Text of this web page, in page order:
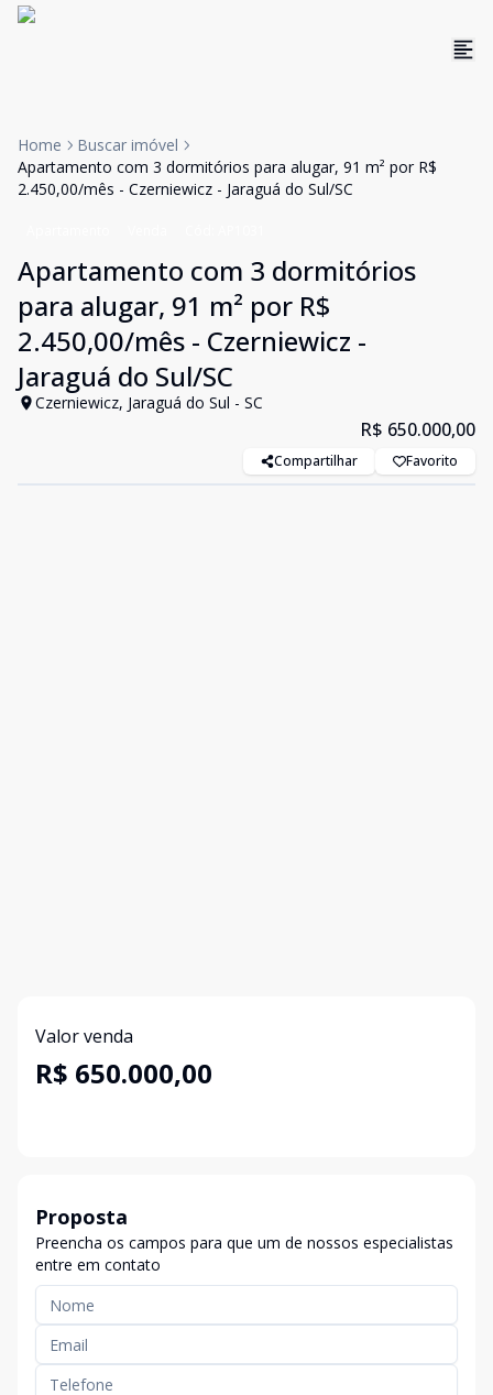
Home
Buscar imóvel
Apartamento com 3 dormitórios para alugar, 91 m² por R$
2.450,00/mês - Czerniewicz - Jaraguá do Sul/SC
Apartamento com 3 dormitórios
para alugar, 91 m² por R$
2.450,00/mês - Czerniewicz -
Jaraguá do Sul/SC
Czerniewicz, Jaraguá do Sul - SC
R$ 650.000,00
Compartilhar Favorito
Valor venda
R$ 650.000,00
Proposta
Preencha os campos para que um de nossos especialistas
entre em contato